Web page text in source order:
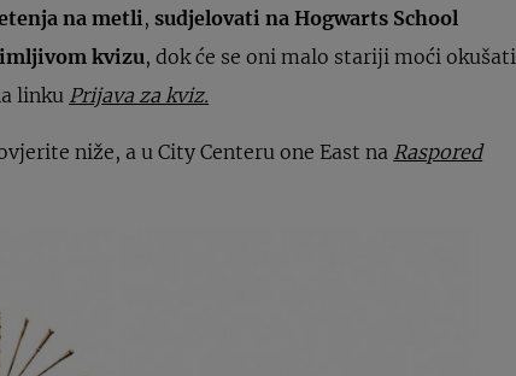
na metli,sudjelovati na Hogwarts School
kvizu, dok će se oni malo stariji moći okušati
linku Prijava za kviz.
niže, a u City Centeru one East na Raspored